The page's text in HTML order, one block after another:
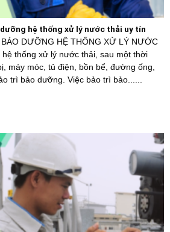
hệ thống xử lý nước thải uy tín
DƯỠNG HỆ THỐNG XỬ LÝ NƯỚC
thống xử lý nước thải, sau một thời
máy móc, tủ điện, bồn bể, đường ống,
trì bảo dưỡng. Việc bảo trì bảo......